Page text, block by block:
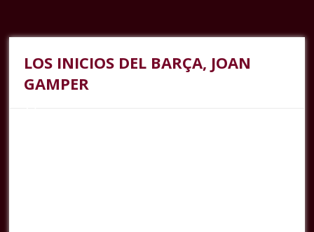
LOS INICIOS DEL BARÇA, JOAN
GAMPER